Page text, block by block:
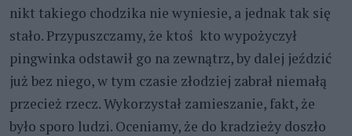
nikt takiego chodzika nie wyniesie, a jednak tak się
stało. Przypuszczamy, że ktoś kto wypożyczył
pingwinka odstawił go na zewnątrz, by dalej jeździć
już bez niego, w tym czasie złodziej zabrał niemałą
przecież rzecz. Wykorzystał zamieszanie, fakt, że
było sporo ludzi. Oceniamy, że do kradzieży doszło